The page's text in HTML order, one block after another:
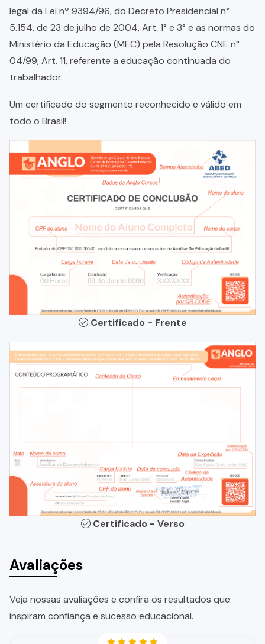
legal da Lei nº 9394/96, do Decreto Presidencial n°
5.154, de 23 de julho de 2004, Art. 1° e 3° e as normas do
Ministério da Educação (MEC) pela Resolução CNE n°
04/99, Art. 11, referente a educação continuada do
trabalhador.
Um certificado do segmento reconhecido e válido em
todo o Brasil!
Certificado - Frente
Certificado - Verso
Avaliações
Veja nossas avaliações e confira os resultados que
inspiram confiança e sucesso educacional.